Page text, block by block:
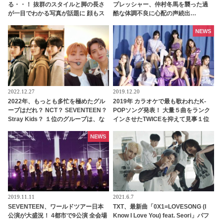
る・・！ 抜群のスタイルと脚の長さ
が一目でわかる写真が話題に 顔もス
れる姿にファンメロメロ
プレッシャー、仲村冬馬を襲った過
酷な体調不良に心配の声続出…
2）、「Another Day」チームのメン
バー愛＆ステージへの切実な思いに
感動
2022.12.27
2022年、もっとも多忙を極めたグル
ープはだれ？ NCT？ SEVENTEEN？
Stray Kids？ １位のグループは、な
こなす
2019.12.20
2019年 カラオケで最も歌われたK-
POPソング発表！ 大量５曲をランク
インさせたTWICEを抑えて見事１位
NEWS
2019.11.11
SEVENTEEN、ワールドツアー日本
公演が大盛況！ 4都市で9公演 全会場
NEWS
2021.6.7
TXT、最新曲「0X1=LOVESONG (I
Know I Love You) feat. Seori」パフ